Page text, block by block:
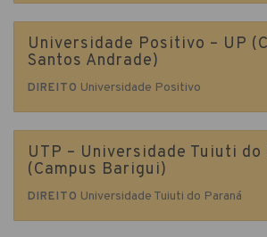
Universidade Positivo – UP
Santos Andrade)
DIREITO Universidade Positivo
UTP – Universidade Tuiuti do
(Campus Barigui)
DIREITO Universidade Tuiuti do Paraná